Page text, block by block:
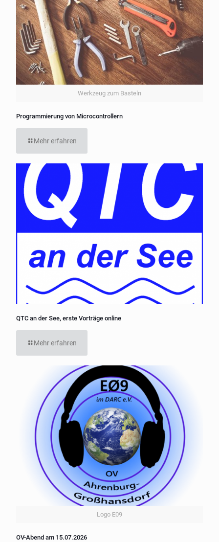
Werkzeug zum Basteln
Programmierung von Microcontrollern
Mehr erfahren
QTC an der See, erste Vorträge online
Mehr erfahren
Logo E09
OV-Abend am 15.07.2026